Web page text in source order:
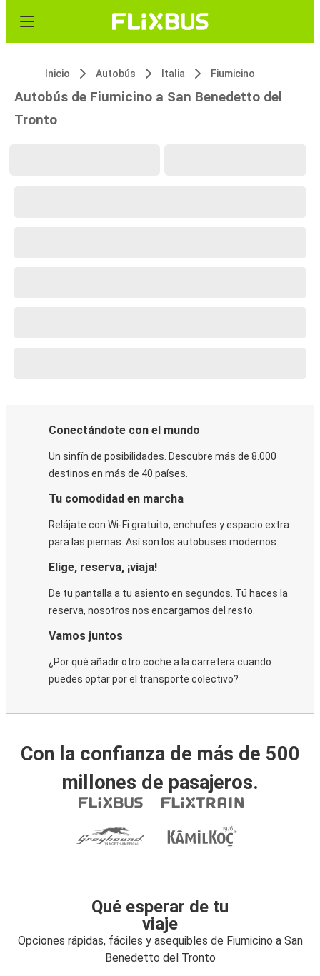
Inicio Autobús Italia Fiumicino
Autobús de Fiumicino a San Benedetto del
Tronto
Conectándote con el mundo
Un sinfín de posibilidades. Descubre más de 8.000
destinos en más de 40 países.
Tu comodidad en marcha
Relájate con Wi-Fi gratuito, enchufes y espacio extra
para las piernas. Así son los autobuses modernos.
Elige, reserva, ¡viaja!
De tu pantalla a tu asiento en segundos. Tú haces la
reserva, nosotros nos encargamos del resto.
Vamos juntos
¿Por qué añadir otro coche a la carretera cuando
puedes optar por el transporte colectivo?
Con la confianza de más de 500
millones de pasajeros.
Qué esperar de tu
viaje
Opciones rápidas, fáciles y asequibles de Fiumicino a San
Benedetto del Tronto